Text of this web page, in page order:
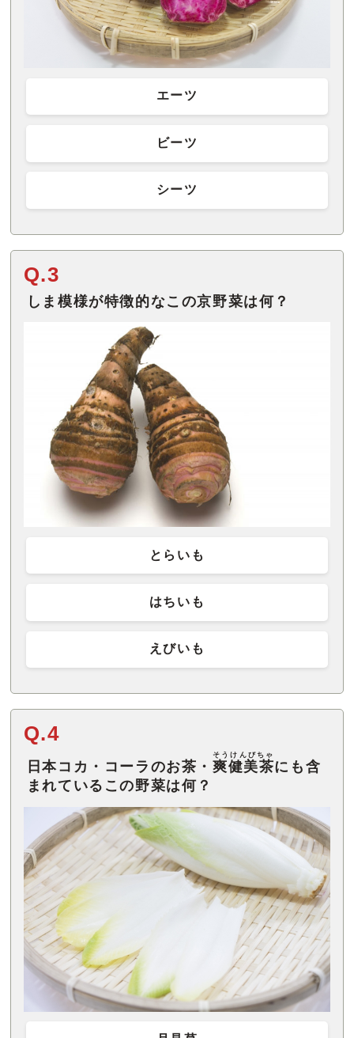
エーツ
ビーツ
シーツ
Q.3
しま模様が特徴的なこの京野菜は何？
とらいも
はちいも
えびいも
Q.4
日本コカ・コーラのお茶・ 爽健美茶
そうけんびちゃ
にも含
まれているこの野菜は何？